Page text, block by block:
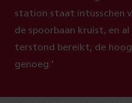
station staat intusschen
de spoorbaan kruist, en
terstond bereikt, de
genoeg.’